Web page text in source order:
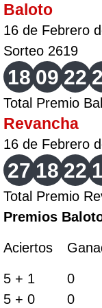
Baloto
16 de Febrero
Sorteo 2619
18 09 22
Total Premio
Revancha
16 de Febrero
27 18 22
Total Premio
Premios
Aciertos
5 + 1 0
5 + 0
0